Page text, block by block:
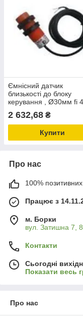
Ємнісний датчик
близькості до блоку
керування , Ø30мм fi
AC-SCPA 25RVO
2 632,68 ₴
Купити
Про нас
100% позитивних
Працює з
м. Борки
вул. Затишна 7,
Контакти
Сьогодні
Показати весь
Про нас